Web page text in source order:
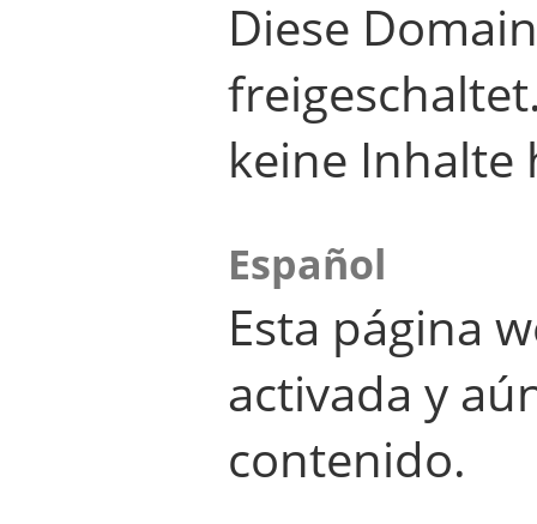
Diese
keine Inhalte
Español
Esta página
activada y
contenido.